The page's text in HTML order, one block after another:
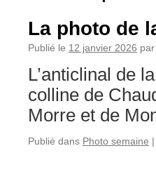
La photo de
Publié le 12 janvier 2026 par
L’anticlinal de
colline de
Morre et de
Publié dans Photo semaine |